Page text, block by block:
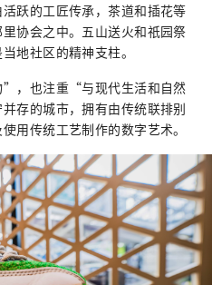
跃的工匠传承，茶道和插花等
协会之中。五山送火和祇园祭
地社区的精神支柱。
，也注重“与现代生活和自然
存的城市，拥有由传统联排别
用传统工艺制作的数字艺术。